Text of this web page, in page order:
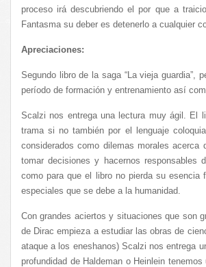
proceso irá descubriendo el por que a
Fantasma su deber es detenerlo a cualquier
Apreciaciones:
Segundo libro de la saga “La vieja guardia”,
período de formación y entrenamiento así
Scalzi nos entrega una lectura muy ágil. El
trama si no también por el lenguaje
considerados como dilemas morales
tomar decisiones y hacernos
como para que el libro no pierda su
especiales que se debe a la humanidad.
Con grandes aciertos y situaciones que son
de Dirac empieza a estudiar las obras de
ataque a los eneshanos) Scalzi nos entrega
profundidad de Haldeman o Heinlein